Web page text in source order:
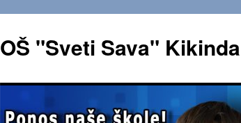
OŠ "Sveti Sava" Kikinda